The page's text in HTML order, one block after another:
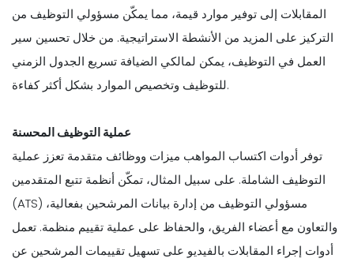
المقابلات إلى توفير موارد قيمة، مما يمكّن مسؤولي التوظيف من
التركيز على المزيد من الأنشطة الاستراتيجية. من خلال تحسين سير
العمل في التوظيف، يمكن لمالكي الضيافة تسريع الجدول الزمني
للتوظيف وتخصيص الموارد بشكل أكثر كفاءة.
عملية التوظيف المحسنة
توفر أدوات اكتساب المواهب ميزات ووظائف متقدمة تعزز عملية
التوظيف الشاملة. على سبيل المثال، تمكّن أنظمة تتبع المتقدمين
(ATS) مسؤولي التوظيف من إدارة بيانات المرشحين بفعالية،
والتعاون مع أعضاء الفريق، والحفاظ على عملية تقييم منظمة. تعمل
أدوات إجراء المقابلات بالفيديو على تسهيل تقييمات المرشحين عن